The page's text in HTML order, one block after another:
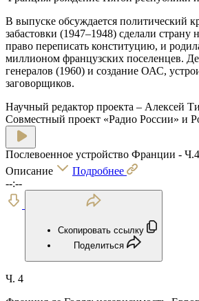
В выпуске обсуждается политический
забастовки (1947–1948) сделали
право переписать конституцию, и
миллионом французских поселенцев.
генералов (1960) и создание ОАС,
заговорщиков.
Научный редактор проекта – Алексей
Совместный проект «Радио России» и
Послевоенное устройство Франции - Ч.4
Описание
Подробнее
--:--
Скопировать ссылку
Поделиться
Ч. 4